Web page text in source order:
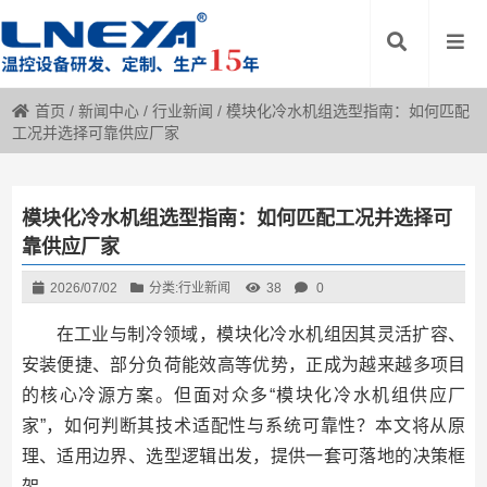
首页 /新闻中心 /行业新闻 /模块化冷水机组选型指南：如何匹配
工况并选择可靠供应厂家
模块化冷水机组选型指南：如何匹配工况并选择可
靠供应厂家
2026/07/02 分类:行业新闻 38 0
在工业与制冷领域，模块化冷水机组因其灵活扩容、
安装便捷、部分负荷能效高等优势，正成为越来越多项目
的核心冷源方案。但面对众多“模块化冷水机组供应厂
家”，如何判断其技术适配性与系统可靠性？本文将从原
理、适用边界、选型逻辑出发，提供一套可落地的决策框